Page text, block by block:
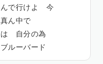
で行けよ 今
ん中で
自分の為
ルーバード